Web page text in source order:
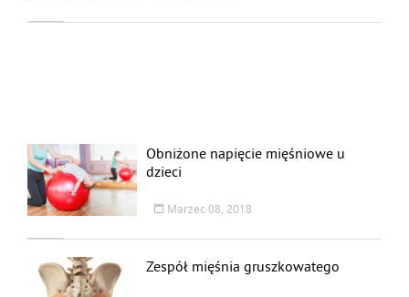
Obniżone napięcie mięśniowe u
dzieci
Marzec 08, 2018
Zespół mięśnia gruszkowatego